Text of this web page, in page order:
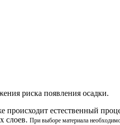
риска появления осадки.
естественный
слоев. При выборе материала